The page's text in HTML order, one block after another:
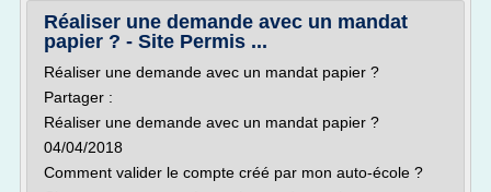
Réaliser une demande avec un mandat
papier ? - Site Permis ...
Réaliser une demande avec un mandat papier ?
Partager :
Réaliser une demande avec un mandat papier ?
04/04/2018
Comment valider le compte créé par mon auto-école ?